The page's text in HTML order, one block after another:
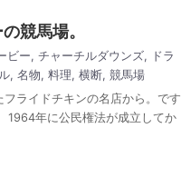
競馬場。
ビー, チャーチルダウンズ, ドラ
, 名物, 料理, 横断, 競馬場
ライドチキンの名店から。です
1964年に公民権法が成立してか